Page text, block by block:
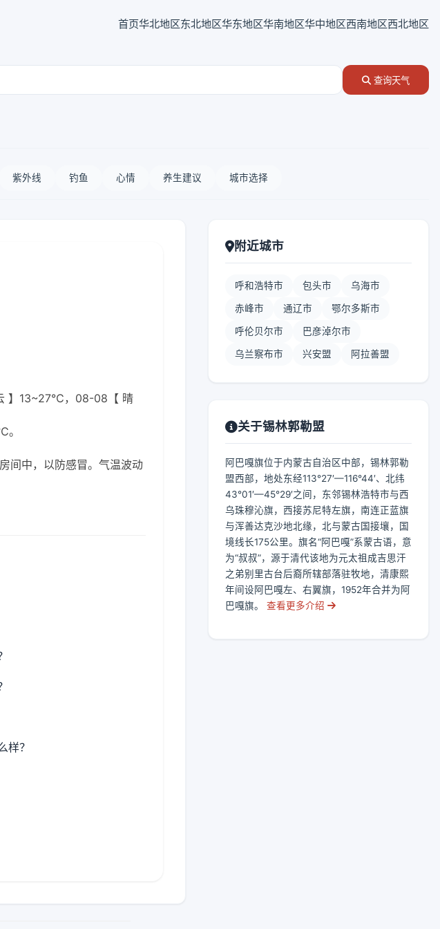
首页华北地区东北地区华东地区华南地区华中地区西南地区西北地区
查询天气
紫外线 钓鱼 心情 养生建议 城市选择
】13~27℃，08-08【 晴
间中，以防感冒。气温波动
样？
附近城市
呼和浩特市 包头市 乌海市
赤峰市 通辽市 鄂尔多斯市
呼伦贝尔市 巴彦淖尔市
乌兰察布市 兴安盟 阿拉善盟
关于锡林郭勒盟
阿巴嘎旗位于内蒙古自治区中部，锡林郭勒
盟西部，地处东经113°27′—116°44′、北纬
43°01′—45°29′之间，东邻锡林浩特市与西
乌珠穆沁旗，西接苏尼特左旗，南连正蓝旗
与浑善达克沙地北缘，北与蒙古国接壤，国
境线长175公里。旗名“阿巴嘎”系蒙古语，意
为“叔叔”，源于清代该地为元太祖成吉思汗
之弟别里古台后裔所辖部落驻牧地，清康熙
年间设阿巴嘎左、右翼旗，1952年合并为阿
巴嘎旗。
查看更多介绍